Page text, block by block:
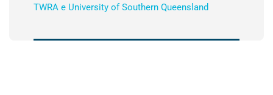
TWRA e University of Southern Queensland